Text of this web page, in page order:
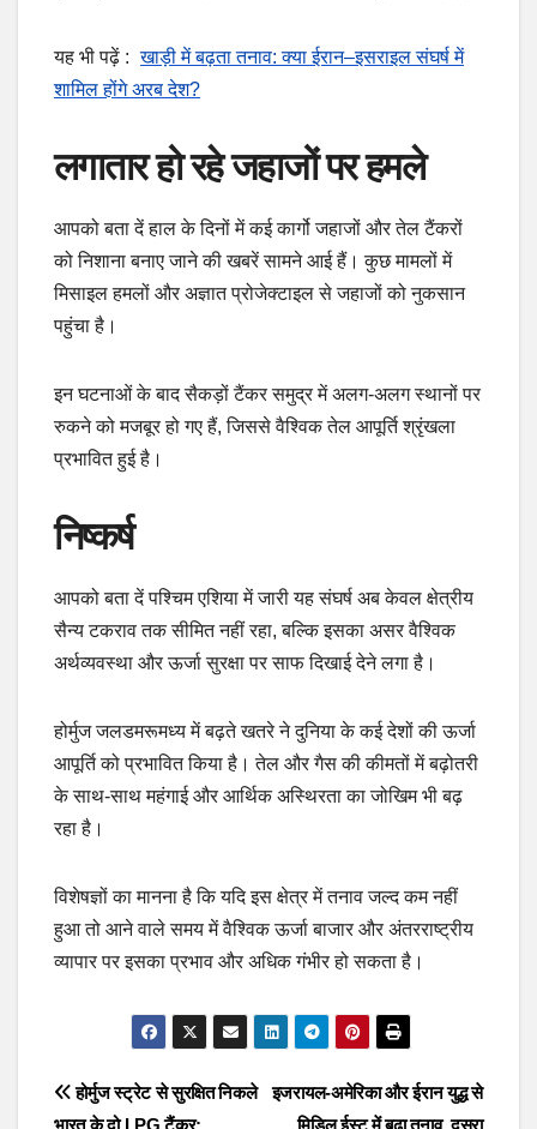
यह भी पढ़ें : खाड़ी में बढ़ता तनाव: क्या ईरान–इसराइल संघर्ष में
शामिल होंगे अरब देश?
लगातार हो रहे जहाजों पर हमले
आपको बता दें हाल के दिनों में कई कार्गो जहाजों और तेल टैंकरों
को निशाना बनाए जाने की खबरें सामने आई हैं। कुछ मामलों में
मिसाइल हमलों और अज्ञात प्रोजेक्टाइल से जहाजों को नुकसान
पहुंचा है।
इन घटनाओं के बाद सैकड़ों टैंकर समुद्र में अलग-अलग स्थानों पर
रुकने को मजबूर हो गए हैं, जिससे वैश्विक तेल आपूर्ति श्रृंखला
प्रभावित हुई है।
निष्कर्ष
आपको बता दें पश्चिम एशिया में जारी यह संघर्ष अब केवल क्षेत्रीय
सैन्य टकराव तक सीमित नहीं रहा, बल्कि इसका असर वैश्विक
अर्थव्यवस्था और ऊर्जा सुरक्षा पर साफ दिखाई देने लगा है।
होर्मुज जलडमरूमध्य में बढ़ते खतरे ने दुनिया के कई देशों की ऊर्जा
आपूर्ति को प्रभावित किया है। तेल और गैस की कीमतों में बढ़ोतरी
के साथ-साथ महंगाई और आर्थिक अस्थिरता का जोखिम भी बढ़
रहा है।
विशेषज्ञों का मानना है कि यदि इस क्षेत्र में तनाव जल्द कम नहीं
हुआ तो आने वाले समय में वैश्विक ऊर्जा बाजार और अंतरराष्ट्रीय
व्यापार पर इसका प्रभाव और अधिक गंभीर हो सकता है।
Post
इजरायल-अमेरिका और ईरान युद्ध से
होर्मुज स्ट्रेट से सुरक्षित निकले